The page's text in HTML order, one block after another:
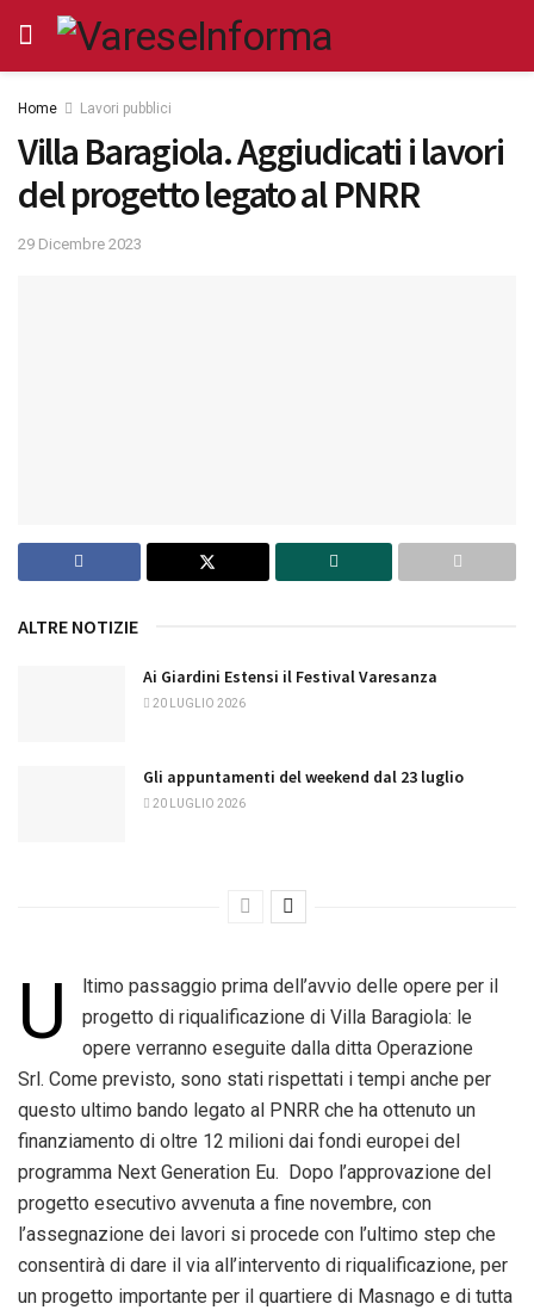
Home Lavori pubblici
Villa Baragiola. Aggiudicati i lavori
del progetto legato al PNRR
29 Dicembre 2023
ALTRE NOTIZIE
Ai Giardini Estensi il Festival Varesanza
20 LUGLIO 2026
Gli appuntamenti del weekend dal 23 luglio
20 LUGLIO 2026
U
ltimo passaggio prima dell’avvio delle opere per il
progetto di riqualificazione di Villa Baragiola: le
opere verranno eseguite dalla ditta Operazione
Srl. Come previsto, sono stati rispettati i tempi anche per
questo ultimo bando legato al PNRR che ha ottenuto un
finanziamento di oltre 12 milioni dai fondi europei del
programma Next Generation Eu. Dopo l’approvazione del
progetto esecutivo avvenuta a fine novembre, con
l’assegnazione dei lavori si procede con l’ultimo step che
consentirà di dare il via all’intervento di riqualificazione, per
un progetto importante per il quartiere di Masnago e di tutta